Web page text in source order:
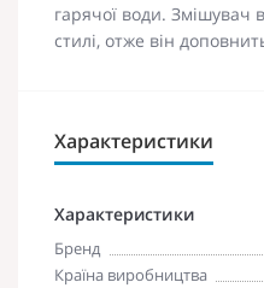
гарячої води. Змішувач
стилі, отже він
Характеристики
Характеристики
Бренд
Країна виробництва